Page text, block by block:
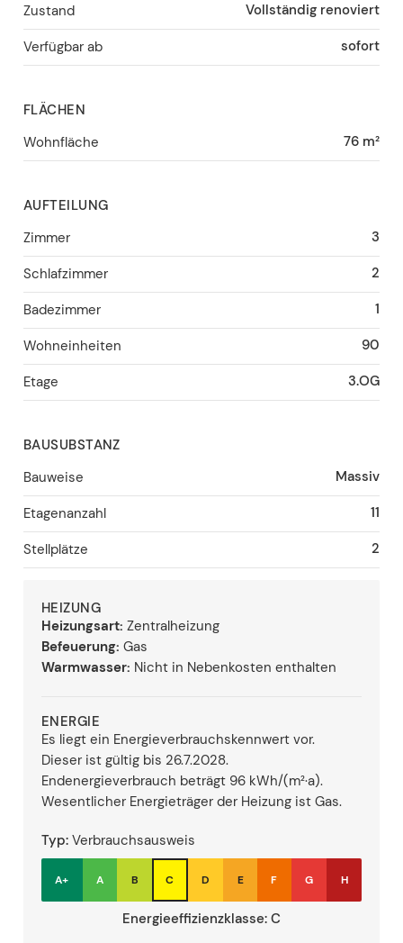
Zustand Vollständig renoviert
Verfügbar ab sofort
FLÄCHEN
Wohnfläche
76 m²
AUFTEILUNG
Zimmer
3
Schlafzimmer 2
Badezimmer 1
Wohneinheiten 90
Etage 3.OG
BAUSUBSTANZ
Bauweise
Massiv
Etagenanzahl 11
Stellplätze 2
HEIZUNG
Heizungsart: Zentralheizung
Befeuerung: Gas
Warmwasser: Nicht in Nebenkosten enthalten
ENERGIE
Es liegt ein Energieverbrauchskennwert vor.
Dieser ist gültig bis 26.7.2028.
Endenergieverbrauch beträgt 96 kWh/(m²·a).
Wesentlicher Energieträger der Heizung ist Gas.
Typ: Verbrauchsausweis
A+ A B C D E F G H
Energieeffizienzklasse: C